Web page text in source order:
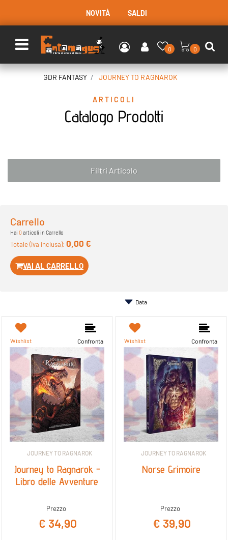
NOVITÀ SALDI
Open menu
0 0
GDR FANTASY JOURNEY TO RAGNAROK
ARTICOLI
Catalogo Prodotti
Filtri Articolo
Carrello
Hai 0articoli in Carrello
Totale (iva inclusa): 0,00 €
VAI AL CARRELLO
Wishlist Confronta
JOURNEY TO RAGNAROK
Journey to Ragnarok -
Libro delle Avventure
Prezzo
€ 34,90
Wishlist Confronta
JOURNEY TO RAGNAROK
Norse Grimoire
Prezzo
€ 39,90